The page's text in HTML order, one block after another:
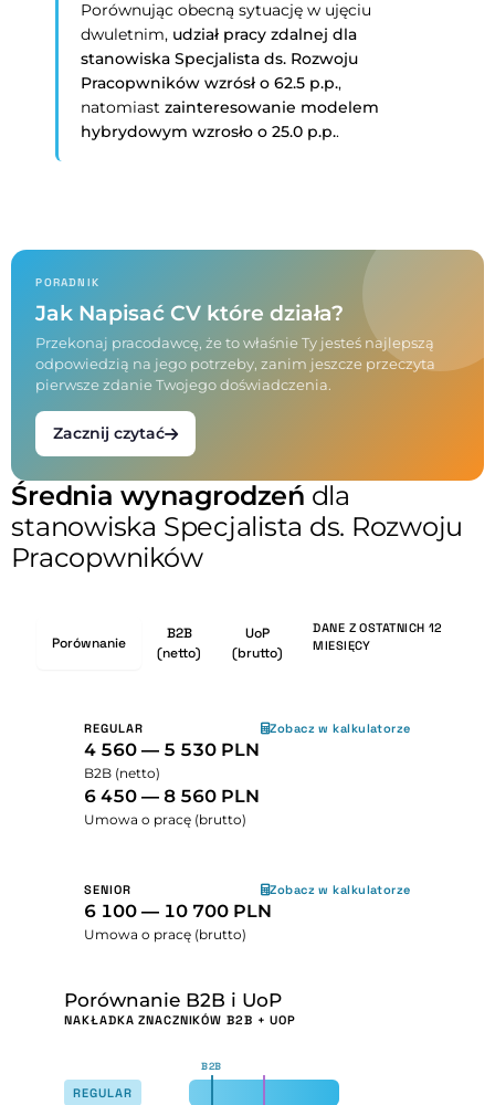
Porównując obecną sytuację w ujęciu
dwuletnim, udział pracy zdalnej dla
stanowiskaSpecjalista ds. Rozwoju
Pracopwników wzrósł o 62.5 p.p.,
natomiastzainteresowanie modelem
hybrydowym wzrosło o 25.0 p.p..
PORADNIK
Jak Napisać CV które działa?
Przekonaj pracodawcę, że to właśnie Ty jesteś najlepszą
odpowiedzią na jego potrzeby, zanim jeszcze przeczyta
pierwsze zdanie Twojego doświadczenia.
Zacznij czytać
Średnia wynagrodzeń dla
stanowiska Specjalista ds. Rozwoju
Pracopwników
Porównanie
B2B
(netto)
UoP
(brutto)
DANE Z OSTATNICH 12
MIESIĘCY
REGULAR Zobacz w kalkulatorze
4 560 — 5 530 PLN
B2B (netto)
6 450 — 8 560 PLN
Umowa o pracę (brutto)
SENIOR Zobacz w kalkulatorze
6 100 — 10 700 PLN
Umowa o pracę (brutto)
Porównanie B2B i UoP
NAKŁADKA ZNACZNIKÓW B2B + UOP
REGULAR
B2B